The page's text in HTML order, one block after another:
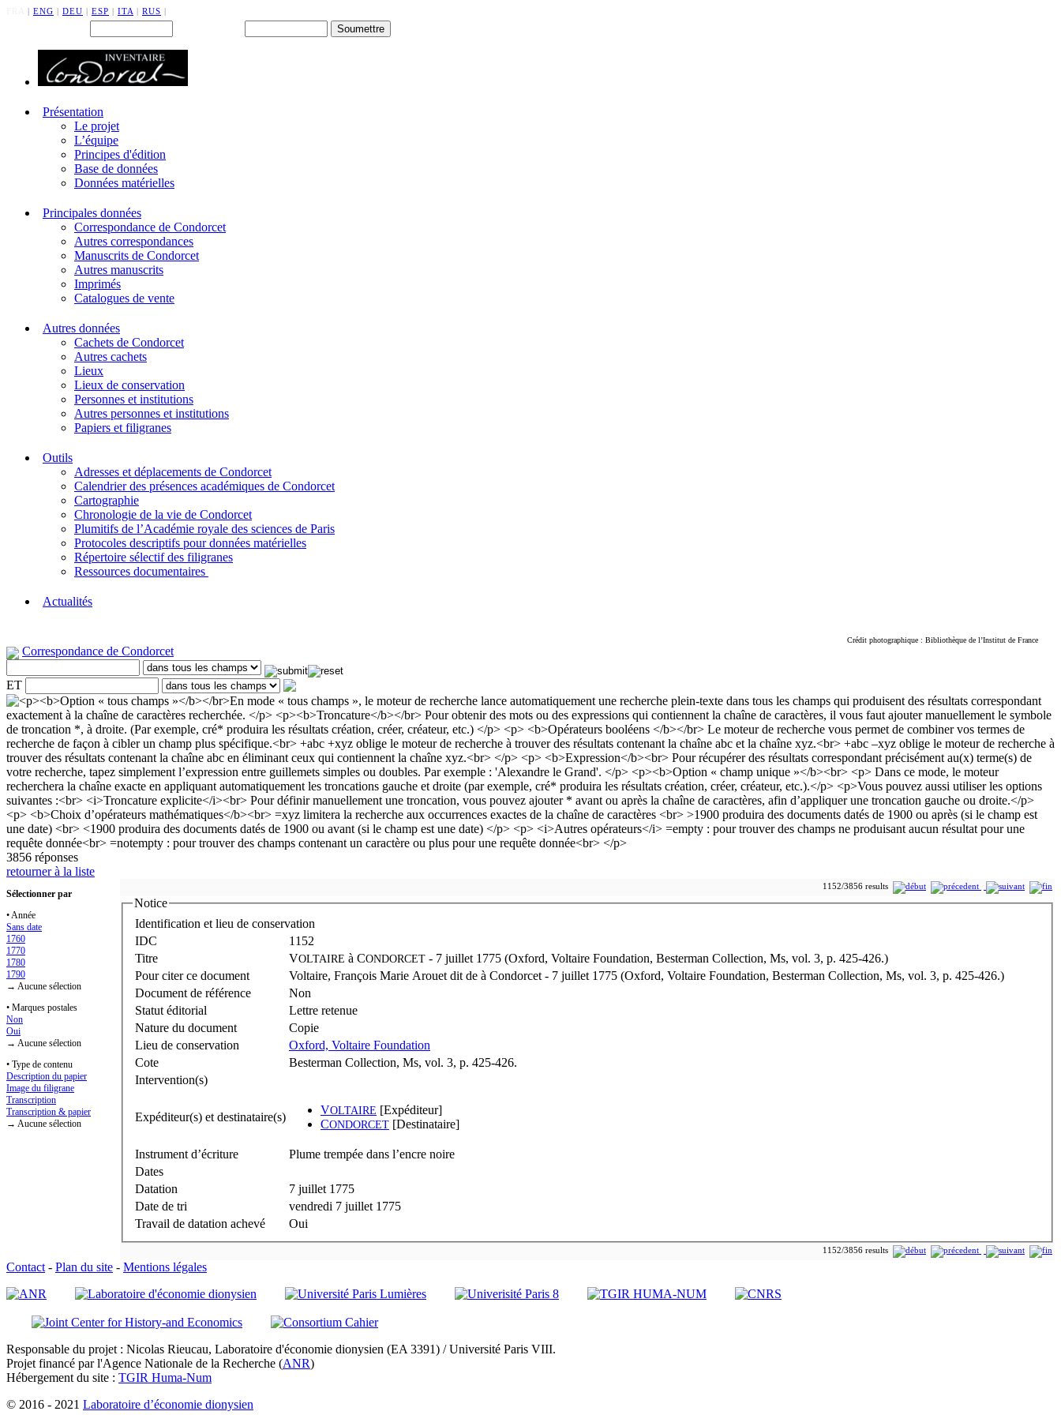
| ENG | DEU | ESP | ITA | RUS |
Présentation
Le projet
L’équipe
Principes d'édition
Base de données
Données matérielles
Principales données
Correspondance de Condorcet
Autres correspondances
Manuscrits de Condorcet
Autres manuscrits
Imprimés
Catalogues de vente
Autres données
Cachets de Condorcet
Autres cachets
Lieux
Lieux de conservation
Personnes et institutions
Autres personnes et institutions
Papiers et filigranes
Outils
Adresses et déplacements de Condorcet
Calendrier des présences académiques de Condorcet
Cartographie
Chronologie de la vie de Condorcet
Plumitifs de l’Académie royale des sciences de Paris
Protocoles descriptifs pour données matérielles
Répertoire sélectif des filigranes
Ressources documentaires
Actualités
Crédit photographique : Bibliothèque de l’Institut de France
Correspondance de Condorcet
ET
3856 réponses
retourner à la liste
Sélectionner par
• Année
Sans date
1760
1770
1780
1790
→ Aucune sélection
• Marques postales
Non
Oui
→ Aucune sélection
• Type de contenu
Description du papier
Image du filigrane
Transcription
Transcription & papier
→ Aucune sélection
1152/3856 results
Notice
Identification et lieu de conservation
IDC
1152
Titre
VOLTAIRE à CONDORCET - 7 juillet 1775 (Oxford, Voltaire Foundation, Besterman Collection, Ms, vol. 3, p. 425-426.)
Pour citer ce document
Voltaire, François Marie Arouet dit de à Condorcet - 7 juillet 1775 (Oxford, Voltaire Foundation, Besterman Collection, Ms, vol. 3, p. 425-426.)
Document de référence
Non
Statut éditorial
Lettre retenue
Nature du document
Copie
Lieu de conservation
Oxford, Voltaire Foundation
Cote
Besterman Collection, Ms, vol. 3, p. 425-426.
Intervention(s)
Expéditeur(s) et destinataire(s)
VOLTAIRE [Expéditeur]
CONDORCET [Destinataire]
Instrument d’écriture
Plume trempée dans l’encre noire
Dates
Datation
7 juillet 1775
Date de tri
vendredi 7 juillet 1775
Travail de datation achevé
Oui
1152/3856 results
Contact - Plan du site - Mentions légales
Responsable du projet : Nicolas Rieucau, Laboratoire d'économie dionysien (EA 3391) / Université Paris VIII.
Projet financé par l'Agence Nationale de la Recherche (ANR)
Hébergement du site : TGIR Huma-Num
© 2016 - 2021 Laboratoire d’économie dionysien